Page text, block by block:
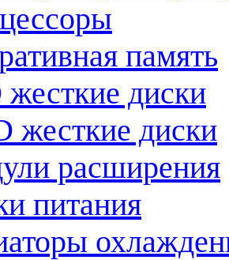
память
жесткие диски
жесткие диски
расширения
питания